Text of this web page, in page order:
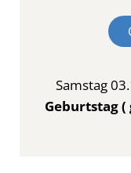
Samstag
Geburtstag (